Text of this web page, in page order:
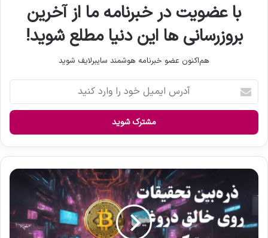
با عضویت در خبرنامه ما از آخرین
بروزرسانی ها این دنیا مطلع شوید!
هم‌اکنون عضو خبرنامه هوشمند سایبرلایف شوید
ر
ا
ی
ی
خ
د
ا
ع
ا
ی